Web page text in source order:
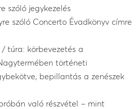
szóló jegykezelés
szóló Concerto Évadkönyv címre
túra: körbevezetés a
történeti
bepillantás a zenészek
való részvétel – mint